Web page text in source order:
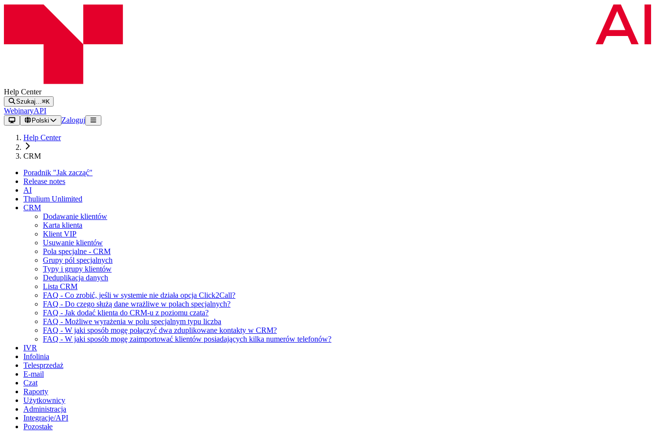
Help Center
Szukaj… ⌘K
WebinaryAPI
Polski Zaloguj
Help Center
CRM
Poradnik "Jak zacząć"
Release notes
AI
Thulium Unlimited
CRM
Dodawanie klientów
Karta klienta
Klient VIP
Usuwanie klientów
Pola specjalne - CRM
Grupy pól specjalnych
Typy i grupy klientów
Deduplikacja danych
Lista CRM
FAQ - Co zrobić, jeśli w systemie nie działa opcja Click2Call?
FAQ - Do czego służą dane wrażliwe w polach specjalnych?
FAQ - Jak dodać klienta do CRM-u z poziomu czata?
FAQ - Możliwe wyrażenia w polu specjalnym typu liczba
FAQ - W jaki sposób mogę połączyć dwa zduplikowane kontakty w CRM?
FAQ - W jaki sposób mogę zaimportować klientów posiadających kilka numerów telefonów?
IVR
Infolinia
Telesprzedaż
E-mail
Czat
Raporty
Użytkownicy
Administracja
Integracje/API
Pozostałe